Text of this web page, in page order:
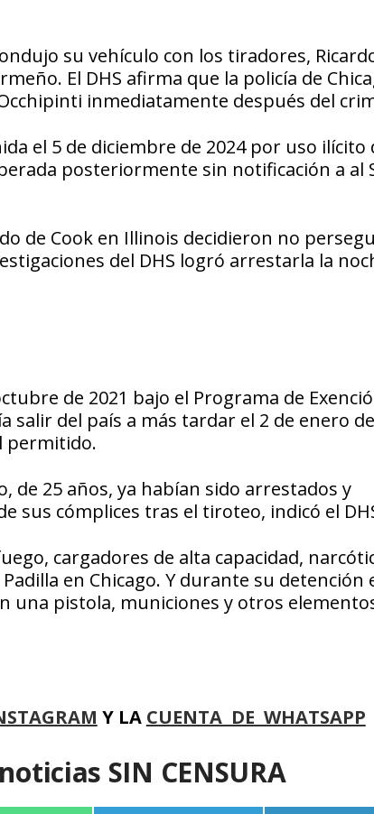
su vehículo con los tiradores,
El DHS afirma que la policía de
inmediatamente después del
el 5 de diciembre de 2024 por uso ilícito
posteriormente sin notificación a al
de Cook en Illinois decidieron no
del DHS logró arrestarla la
de 2021 bajo el Programa de
salir del país a más tardar el 2 de enero
permitido.
de 25 años, ya habían sido arrestados y
sus cómplices tras el tiroteo, indicó el
cargadores de alta capacidad,
en Chicago. Y durante su detención
una pistola, municiones y otros
Y LA CUENTA DE WHATSAPP
SIN CENSURA